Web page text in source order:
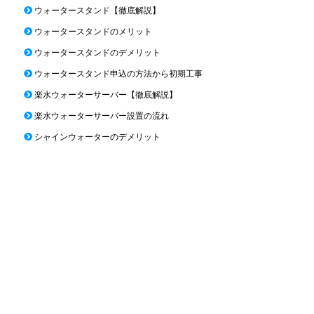
ウォータースタンド【徹底解説】
ウォータースタンドのメリット
ウォータースタンドのデメリット
ウォータースタンド申込の方法から初期工事
楽水ウォーターサーバー【徹底解説】
楽水ウォーターサーバー設置の流れ
シャインウォーターのデメリット